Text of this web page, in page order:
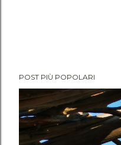
POST PIÙ POPOLARI